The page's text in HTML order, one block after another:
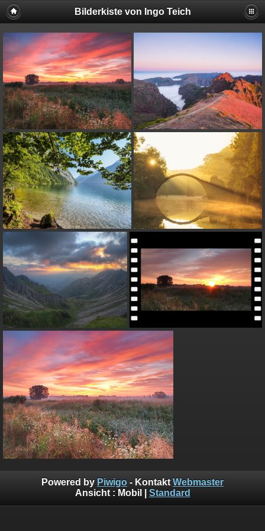
Bilderkiste von Ingo Teich
Powered by Piwigo - Kontakt Webmaster
Ansicht : Mobil Standard